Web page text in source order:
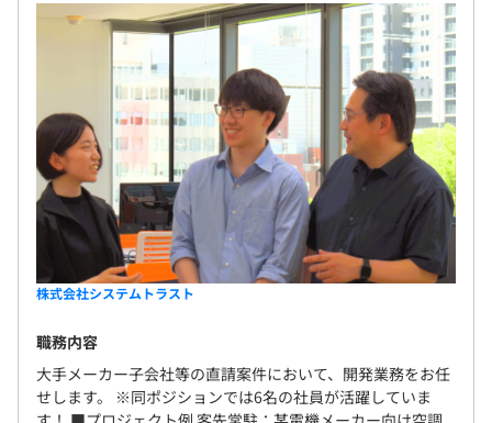
株式会社システムトラスト
職務内容
大手メーカー子会社等の直請案件において、開発業務をお任
せします。 ※同ポジションでは6名の社員が活躍していま